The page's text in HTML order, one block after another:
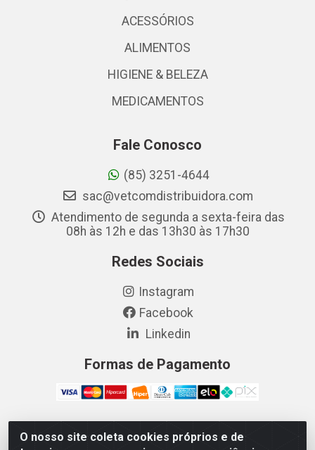
O nosso site coleta cookies próprios e de
ACESSÓRIOS
ALIMENTOS
HIGIENE & BELEZA
MEDICAMENTOS
Fale Conosco
(85) 3251-4644
sac@vetcomdistribuidora.com
Atendimento de segunda a sexta-feira das
08h às 12h e das 13h30 às 17h30
Redes Sociais
Instagram
Facebook
Linkedin
Formas de Pagamento
Vetcom Distribuidora de Rações LTDA - Rua Maximiano